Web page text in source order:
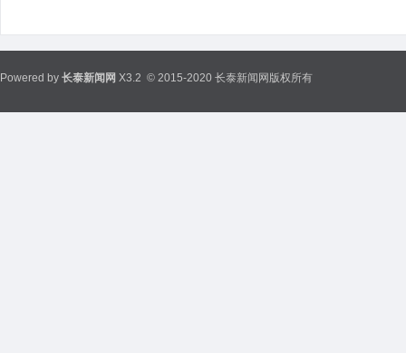
Powered by 长泰新闻网 X3.2 © 2015-2020 长泰新闻网版权所有